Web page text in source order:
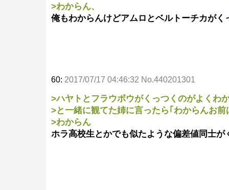
>わからん、
俺もわからんけどアムロとベルトーチカが
60: 2017/07/17 04:46:32 No.440201301
>ハヤトとフラウボウがくっつくのがよくわ
>と一緒に観てた姉に言ったら｢わからんお
>わからん
ホラ高校生とかでも似たような偏差値同士が